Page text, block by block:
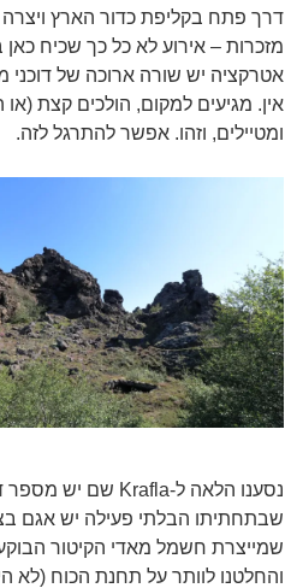
דרך פתח בקליפת כדור הארץ
מזכרות – אירוע לא כל כך שכיח
אטרקציה יש שורה ארוכה של דוכני
אין. מגיעים למקום, הולכים קצת
ומטיילים, וזהו. אפשר להתרגל לזה.
שבתחתיתו הבלתי פעילה יש אגם
שמייצרת חשמל מאדי הקיטור
והחלטנו לוותר על תחנת הכוח (לא